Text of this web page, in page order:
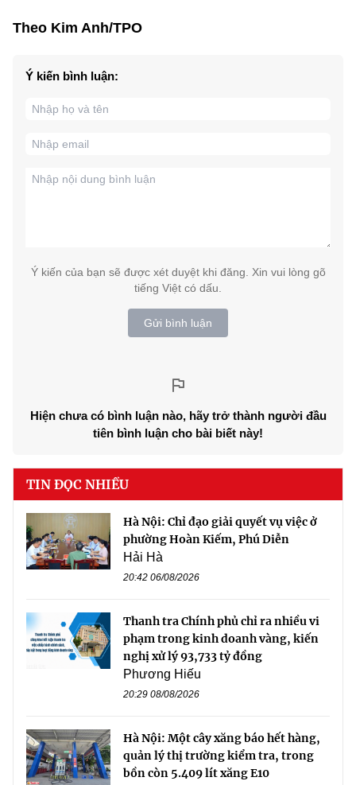
Theo Kim Anh/TPO
Ý kiến bình luận:
Ý kiến của bạn sẽ được xét duyệt khi đăng. Xin vui lòng gõ
tiếng Việt có dấu.
Gửi bình luận
Hiện chưa có bình luận nào, hãy trở thành người đầu
tiên bình luận cho bài biết này!
TIN ĐỌC NHIỀU
Hà Nội: Chỉ đạo giải quyết vụ việc ở
phường Hoàn Kiếm, Phú Diễn
Hải Hà
20:42 06/08/2026
Thanh tra Chính phủ chỉ ra nhiều vi
phạm trong kinh doanh vàng, kiến
nghị xử lý 93,733 tỷ đồng
Phương Hiếu
20:29 08/08/2026
Hà Nội: Một cây xăng báo hết hàng,
quản lý thị trường kiểm tra, trong
bồn còn 5.409 lít xăng E10